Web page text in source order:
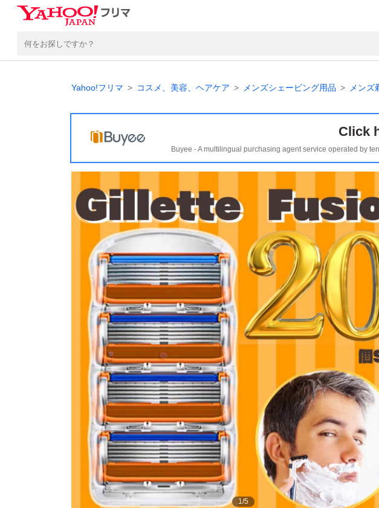
Yahoo!フリマ コスメ、美容、ヘアケア メンズシェービング用品 メンズ
Click
Buyee - A multilingual purchasing agent service operated by
1/5